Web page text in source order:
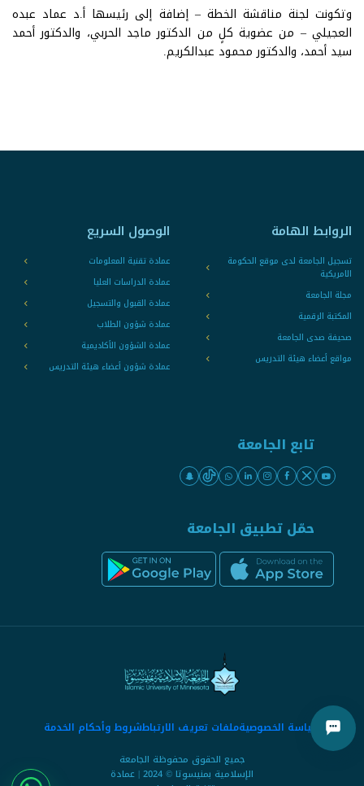
وتكونت لجنة مناقشة الخطة – إضافة إلى رئيسها أ.د عماد عبده
العجيلي – من عضوية كلٍ من الدكتور ماجد الحربي، والدكتور أحمد
سيد أحمد، والدكتور محمود عبدالكريم.
الروابط الهامة
تسجيل الجامعة لدى موقع الحكومة
الامريكية
مجلة الجامعة
المكتبة الرقمية
صحيفة صدى الجامعة
مواقع أعضاء هيئة التدريس
الوصول السريع
عمادة تقنية المعلومات
عمادة الدراسات العليا
عمادة القبول والتسجيل
عمادة شؤون الطلاب
عمادة الشؤون الأكاديمية
عمادة شؤون أعضاء هيئة التدريس
تابع الجامعة
حمّل تطبيق الجامعة
سياسة الخصوصيةملفات تعريف الارتباطشروط وأحكام الخدمة
جميع الحقوق محفوظة الجامعة
الإسلامية بمنيسوتا © 2024 | عمادة